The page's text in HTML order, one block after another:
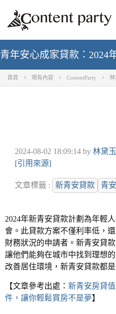
青年安心成家貸款：2024
首頁 現有內容 ContentParty 林
2024-08-02 18:09:14 by 林黛玉
[引用來源]
文章標籤 : 新青安貸款 青
2024年新青安貸款計劃為年輕
會。此貸款方案不僅利率低，
財務狀況的申請者。新青安貸
讓他們能夠在城市中找到理想
改善居住環境，新青安貸款都
【文章參考出處： 新青安房貸
件，讓你輕鬆買房不是夢】